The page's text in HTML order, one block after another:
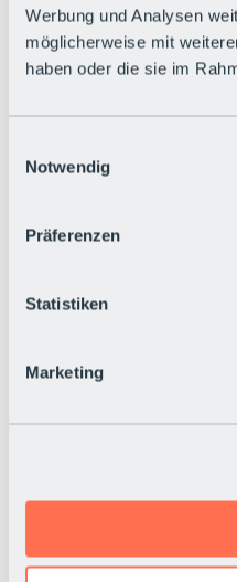
Werbung und Analysen
möglicherweise mit
haben oder die sie im
Notwendig
Präferenzen
Statistiken
Marketing